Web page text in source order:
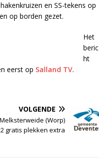
en SS-tekens op
op borden gezet.
Het
beric
ht
eerst op Salland TV.
VOLGENDE
(Worp)
gratis plekken extra